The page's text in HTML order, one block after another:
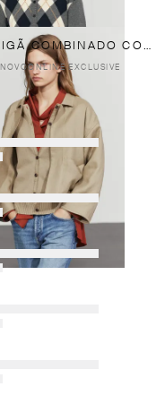
CARDIGÃ COMBINADO COM PORMENOR DE BOLSOS EM ALGODÃO E LINHO
NOVOONLINE EXCLUSIVE